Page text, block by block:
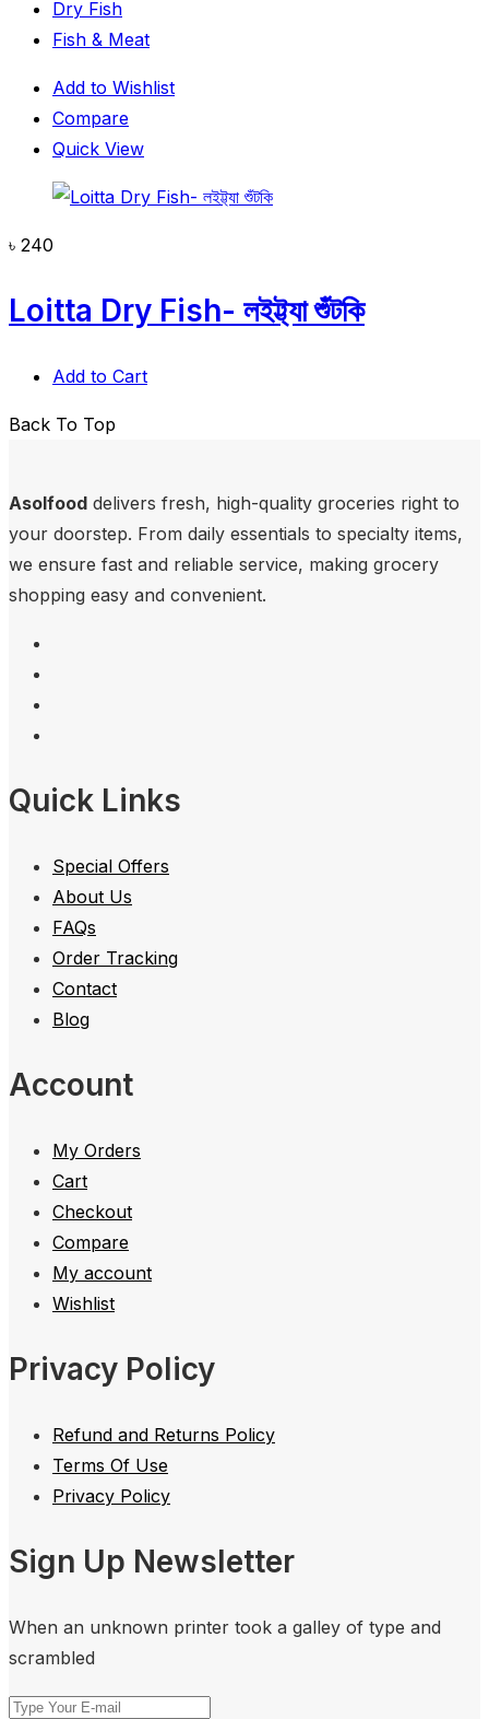
Dry Fish
Fish & Meat
Add to Wishlist
Compare
Quick View
৳ 240
Loitta Dry Fish- লইট্ট্যা শুঁটকি
Add to Cart
Back To Top
Asolfood delivers fresh, high-quality groceries right to
your doorstep. From daily essentials to specialty items,
we ensure fast and reliable service, making grocery
shopping easy and convenient.
Quick Links
Special Offers
About Us
FAQs
Order Tracking
Contact
Blog
Account
My Orders
Cart
Checkout
Compare
My account
Wishlist
Privacy Policy
Refund and Returns Policy
Terms Of Use
Privacy Policy
Sign Up Newsletter
When an unknown printer took a galley of type and
scrambled